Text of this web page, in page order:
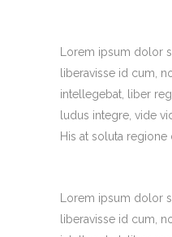
Lorem ipsum dolor
liberavisse id cum,
intellegebat, liber
ludus integre, vide
His at soluta regione
Lorem ipsum dolor
liberavisse id cum,